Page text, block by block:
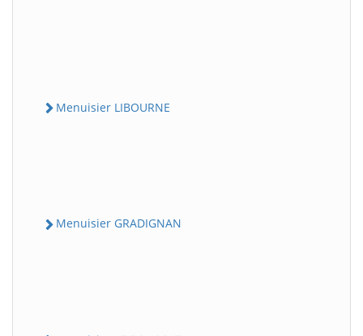
Menuisier LIBOURNE
Menuisier GRADIGNAN